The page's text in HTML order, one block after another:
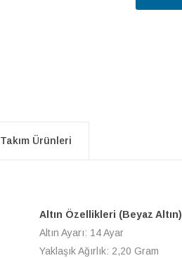
Takım Ürünleri
Altın Özellikleri (Beyaz Altın)
Altın Ayarı: 14 Ayar
Yaklaşık Ağırlık: 2,20 Gram